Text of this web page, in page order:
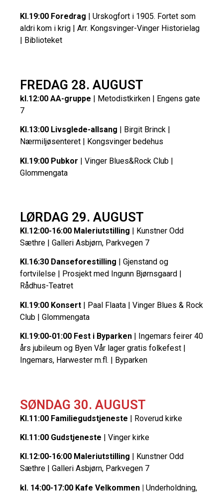
Kl.19:00 Foredrag | Urskogfort i 1905. Fortet som
aldri kom i krig | Arr. Kongsvinger-Vinger Historielag
| Biblioteket
FREDAG 28. AUGUST
kl.12:00 AA-gruppe | Metodistkirken | Engens gate
7
Kl.13:00 Livsglede-allsang
| Birgit Brinck |
Nærmiljøsenteret | Kongsvinger bedehus
Kl.19:00 Pubkor | Vinger Blues&Rock Club |
Glommengata
LØRDAG 29. AUGUST
Kl.12:00-16:00 Maleriutstilling | Kunstner Odd
Sæthre | Galleri Asbjørn, Parkvegen 7
Kl.16:30 Danseforestilling
| Gjenstand og
fortvilelse | Prosjekt med Ingunn Bjørnsgaard |
Rådhus-Teatret
Kl.19:00 Konsert | Paal Flaata | Vinger Blues & Rock
Club | Glommengata
Kl.19:00-01:00 Fest i Byparken | Ingemars feirer 40
års jubileum og Byen Vår lager gratis folkefest |
Ingemars, Harwester m.fl. | Byparken
SØNDAG 30. AUGUST
Kl.11:00 Familiegudstjeneste | Roverud kirke
Kl.11:00 Gudstjeneste | Vinger kirke
Kl.12:00-16:00 Maleriutstilling | Kunstner Odd
Sæthre | Galleri Asbjørn, Parkvegen 7
kl. 14:00-17:00 Kafe Velkommen | Underholdning,